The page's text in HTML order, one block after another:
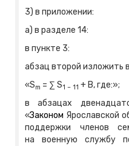
3) в приложении:
а) в разделе 14:
в пункте 3:
абзац второй изложить
«Sm = ∑ S1 – 11 + B, где:»;
в абзацах
«Законом Ярославской
поддержки членов
на военную службу